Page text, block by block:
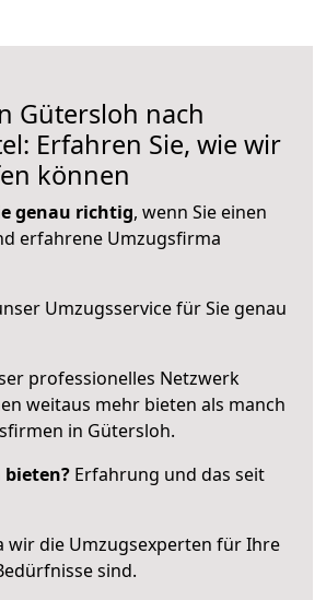
Gütersloh nach
Erfahren Sie, wie wir
können
genau richtig, wenn Sie einen
erfahrene Umzugsfirma
Umzugsservice für Sie genau
professionelles Netzwerk
weitaus mehr bieten als manch
in Gütersloh.
bieten? Erfahrung und das seit
wir die Umzugsexperten für Ihre
sind.